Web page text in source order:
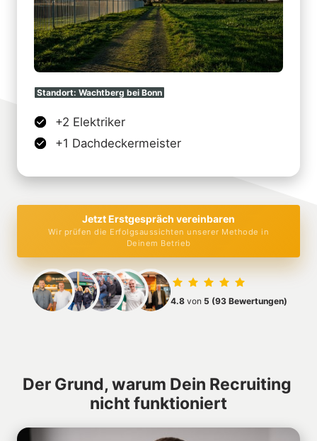
Standort: Wachtberg bei Bonn
+2 Elektriker
+1 Dachdeckermeister
Jetzt Erstgespräch vereinbaren
Wir prüfen die Erfolgsaussichten unserer Methode in
Deinem Betrieb
4.8 von 5 (93 Bewertungen)
Der Grund, warum Dein Recruiting
nicht funktioniert